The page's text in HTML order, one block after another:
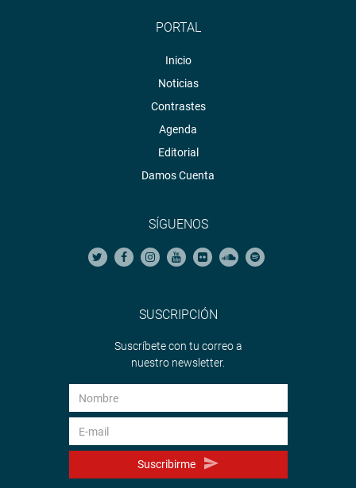
PORTAL
Inicio
Noticias
Contrastes
Agenda
Editorial
Damos Cuenta
SÍGUENOS
SUSCRIPCIÓN
Suscríbete con tu correo a
nuestro newsletter.
Suscribirme